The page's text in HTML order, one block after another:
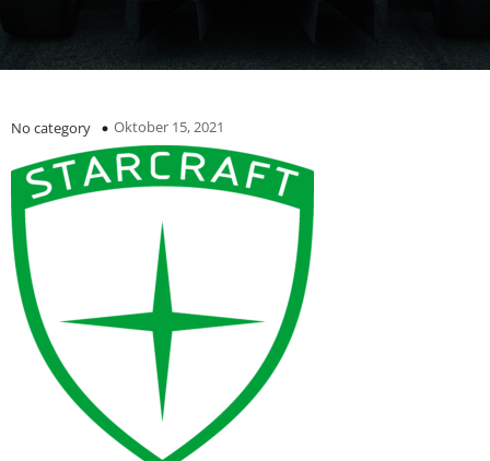
No category Oktober 15, 2021